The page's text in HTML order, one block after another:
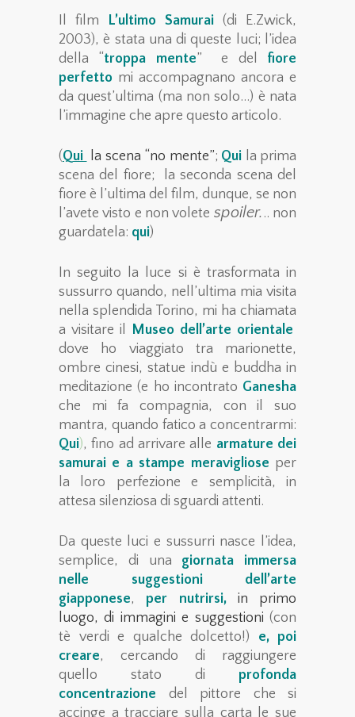
Il film L’ultimo Samurai (di E.Zwick,
2003), è stata una di queste luci; l’idea
della “troppa mente” e del fiore
perfetto mi accompagnano ancora e
da quest’ultima (ma non solo…) è nata
l’immagine che apre questo articolo.
(Qui la scena “no mente”; Qui la prima
scena del fiore; la seconda scena del
fiore è l’ultima del film, dunque, se non
l’avete visto e non volete spoiler. .. non
guardatela: qui)
In seguito la luce si è trasformata in
sussurro quando, nell’ultima mia visita
nella splendida Torino, mi ha chiamata
a visitare il Museo dell’arte orientale
dove ho viaggiato tra marionette,
ombre cinesi, statue indù e buddha in
meditazione (e ho incontrato Ganesha
che mi fa compagnia, con il suo
mantra, quando fatico a concentrarmi:
Qui), fino ad arrivare alle armature dei
samurai e a stampe meravigliose per
la loro perfezione e semplicità, in
attesa silenziosa di sguardi attenti.
Da queste luci e sussurri nasce l’idea,
semplice, di una giornata immersa
nelle suggestioni dell’arte
giapponese, per nutrirsi,in primo
luogo, di immagini e suggestioni (con
tè verdi e qualche dolcetto!) e, poi
creare, cercando di raggiungere
quello stato di profonda
concentrazione
del pittore che si
accinge a tracciare sulla carta le sue